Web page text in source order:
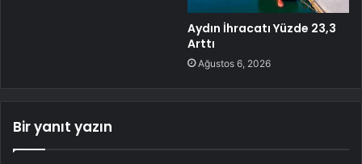
Aydın İhracatı Yüzde 23,3
Arttı
Ağustos 6, 2026
Bir yanıt yazın